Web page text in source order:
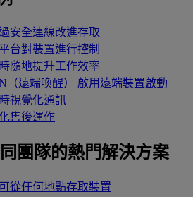
安全連線改進存取
台對裝置進行控制
隨地提升工作效率
（遠端喚醒）
啟用遠端裝置啟動
視覺化通訊
售後運作
團隊的熱門解決方案
從任何地點存取裝置